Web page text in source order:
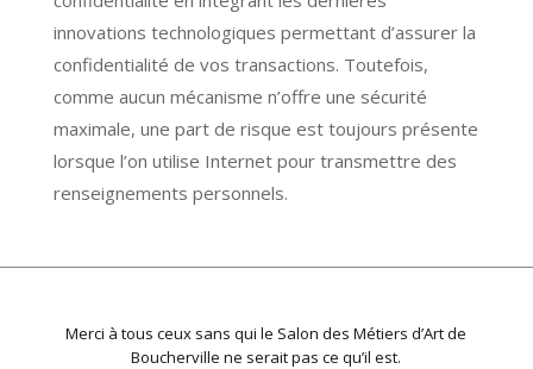
innovations technologiques permettant d’assurer la
confidentialité de vos transactions. Toutefois,
comme aucun mécanisme n’offre une sécurité
maximale, une part de risque est toujours présente
lorsque l’on utilise Internet pour transmettre des
renseignements personnels.
Merci à tous ceux sans qui le Salon des Métiers d’Art de
Boucherville ne serait pas ce qu’il est.